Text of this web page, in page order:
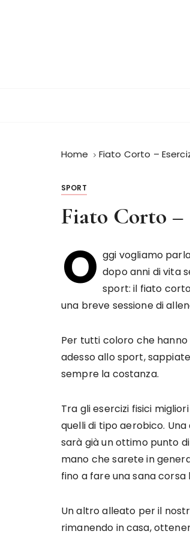
Home Fiato Corto –
SPORT
Fiato Corto
O ggi vogliamo
dopo anni di vita
sport: il fiato
una breve sessione di
Per tutti coloro che
adesso allo sport,
sempre la costanza.
Tra gli esercizi fisici
quelli di tipo aerobico.
sarà già un ottimo punto
mano che sarete in
fino a fare una sana
Un altro alleato per il
rimanendo in casa,